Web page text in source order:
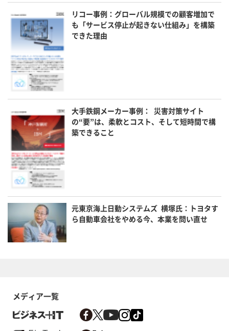
リコー事例：グローバル規模での顧客増加で
も「サービス停止が起きない仕組み」を構築
できた理由
大手鉄鋼メーカー事例： 災害対策サイト
の“要”は、柔軟とコスト、そして短時間で構
築できること
元東京海上日動システムズ 横塚氏：トヨタす
ら自動車会社をやめる今、本業を問い直せ
メディア一覧